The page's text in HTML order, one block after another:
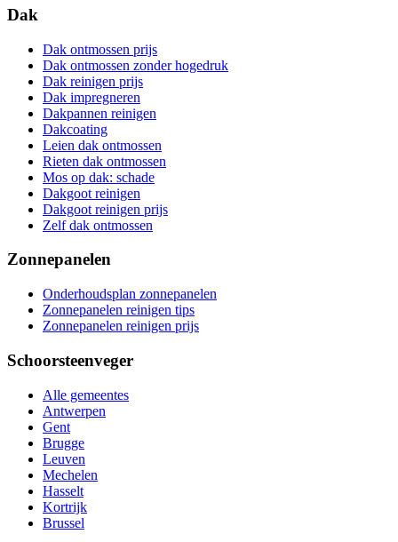
Dak
Dak ontmossen prijs
Dak ontmossen zonder hogedruk
Dak reinigen prijs
Dak impregneren
Dakpannen reinigen
Dakcoating
Leien dak ontmossen
Rieten dak ontmossen
Mos op dak: schade
Dakgoot reinigen
Dakgoot reinigen prijs
Zelf dak ontmossen
Zonnepanelen
Onderhoudsplan zonnepanelen
Zonnepanelen reinigen tips
Zonnepanelen reinigen prijs
Schoorsteenveger
Alle gemeentes
Antwerpen
Gent
Brugge
Leuven
Mechelen
Hasselt
Kortrijk
Brussel